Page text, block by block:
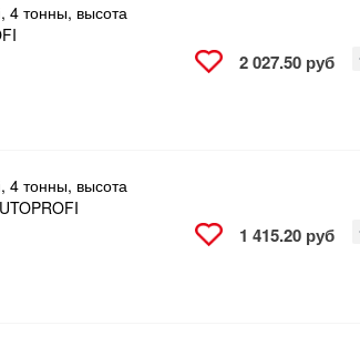
4 тонны, высота
2 027.50 руб
4 тонны, высота
1 415.20 руб